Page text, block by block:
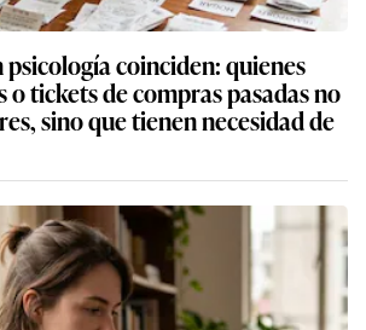
psicología coinciden: quienes
o tickets de compras pasadas no
sino que tienen necesidad de